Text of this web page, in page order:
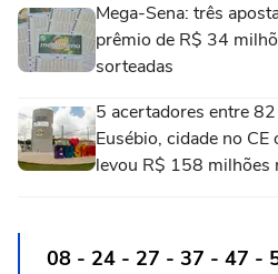
Mega-Sena: três
prêmio de R$ 34
sorteadas
5 acertadores entre
Eusébio, cidade no
levou R$ 158 milhões
08 - 24 - 27 - 37 - 47 -